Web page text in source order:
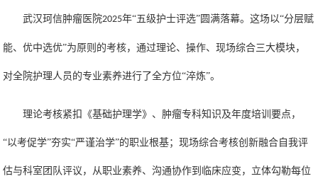
武汉珂信肿瘤医院2025年“五级护士评选”圆满落幕。这场以“分层赋
能、优中选优”为原则的考核，通过理论、操作、现场综合三大模块，
对全院护理人员的专业素养进行了全方位“淬炼”。
理论考核紧扣《基础护理学》、肿瘤专科知识及年度培训要点，
“以考促学”夯实“严谨治学”的职业根基；现场综合考核创新融合自我评
估与科室团队评议，从职业素养、沟通协作到临床应变，立体勾勒每位